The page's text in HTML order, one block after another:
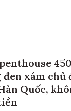
đen xám chủ
Quốc,